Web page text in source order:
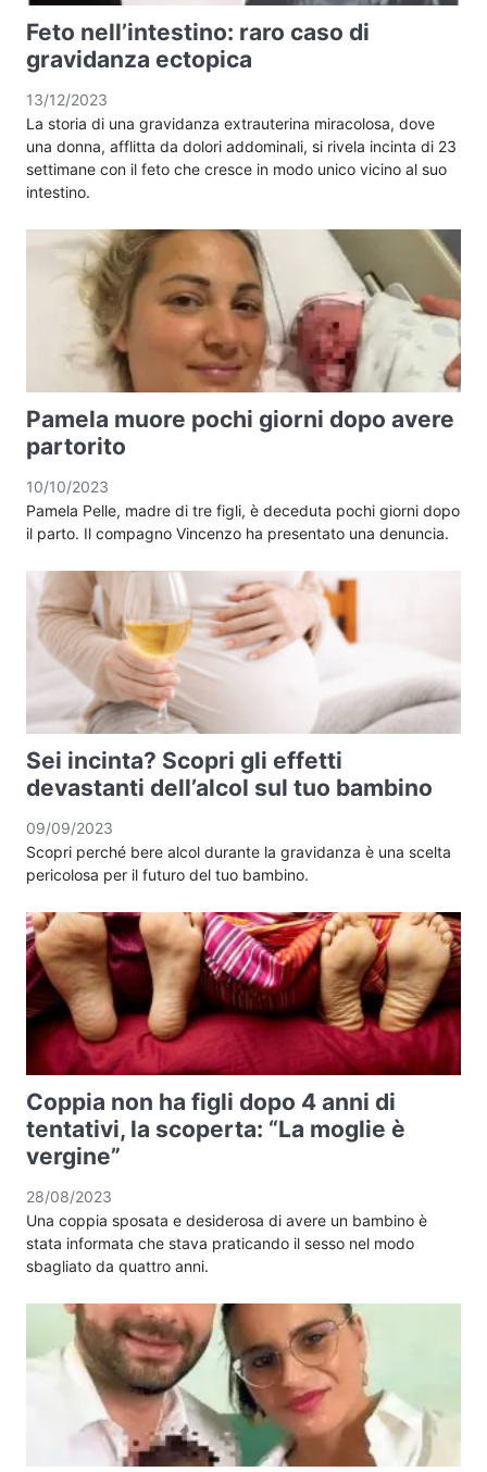
Feto nell’intestino: raro caso di
gravidanza ectopica
13/12/2023
La storia di una gravidanza extrauterina miracolosa, dove
una donna, afflitta da dolori addominali, si rivela incinta di 23
settimane con il feto che cresce in modo unico vicino al suo
intestino.
Pamela muore pochi giorni dopo avere
partorito
10/10/2023
Pamela Pelle, madre di tre figli, è deceduta pochi giorni dopo
il parto. Il compagno Vincenzo ha presentato una denuncia.
Sei incinta? Scopri gli effetti
devastanti dell’alcol sul tuo bambino
09/09/2023
Scopri perché bere alcol durante la gravidanza è una scelta
pericolosa per il futuro del tuo bambino.
Coppia non ha figli dopo 4 anni di
tentativi, la scoperta: “La moglie è
vergine”
28/08/2023
Una coppia sposata e desiderosa di avere un bambino è
stata informata che stava praticando il sesso nel modo
sbagliato da quattro anni.